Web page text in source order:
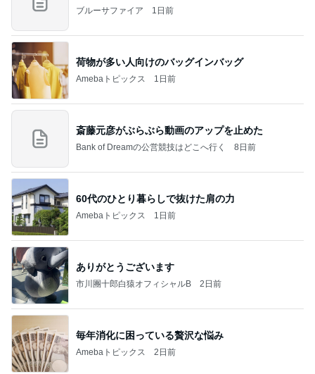
ブルーサファイア 1日前
荷物が多い人向けのバッグインバッグ
Amebaトピックス 1日前
斎藤元彦がぶらぶら動画のアップを止めた
Bank of Dreamの公営競技はどこへ行く 8日前
60代のひとり暮らしで抜けた肩の力
Amebaトピックス 1日前
ありがとうございます
市川團十郎白猿オフィシャルB 2日前
毎年消化に困っている贅沢な悩み
Amebaトピックス 2日前